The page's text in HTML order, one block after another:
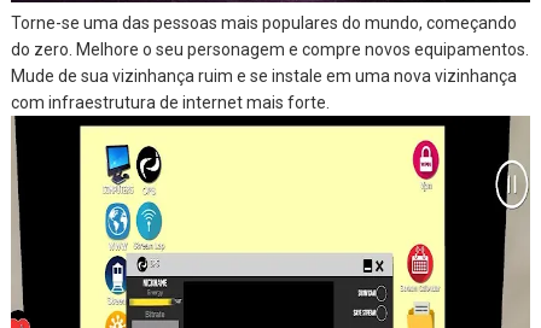
Torne-se uma das pessoas mais populares do mundo, começando
do zero. Melhore o seu personagem e compre novos equipamentos.
Mude de sua vizinhança ruim e se instale em uma nova vizinhança
com infraestrutura de internet mais forte.